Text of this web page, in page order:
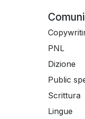
PNL
Dizione
Public
Scrittura
Lingue